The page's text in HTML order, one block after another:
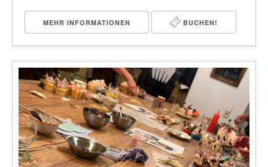
MEHR INFORMATIONEN BUCHEN!